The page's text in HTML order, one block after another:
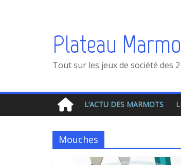
Plateau
Tout sur les jeux de société des
L’ACTU DES MARMOTS
Mouches